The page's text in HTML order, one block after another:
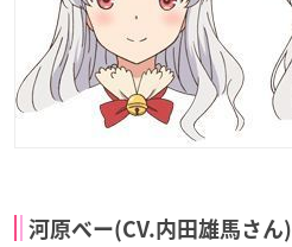
河原ベー(CV.内田雄馬さん)